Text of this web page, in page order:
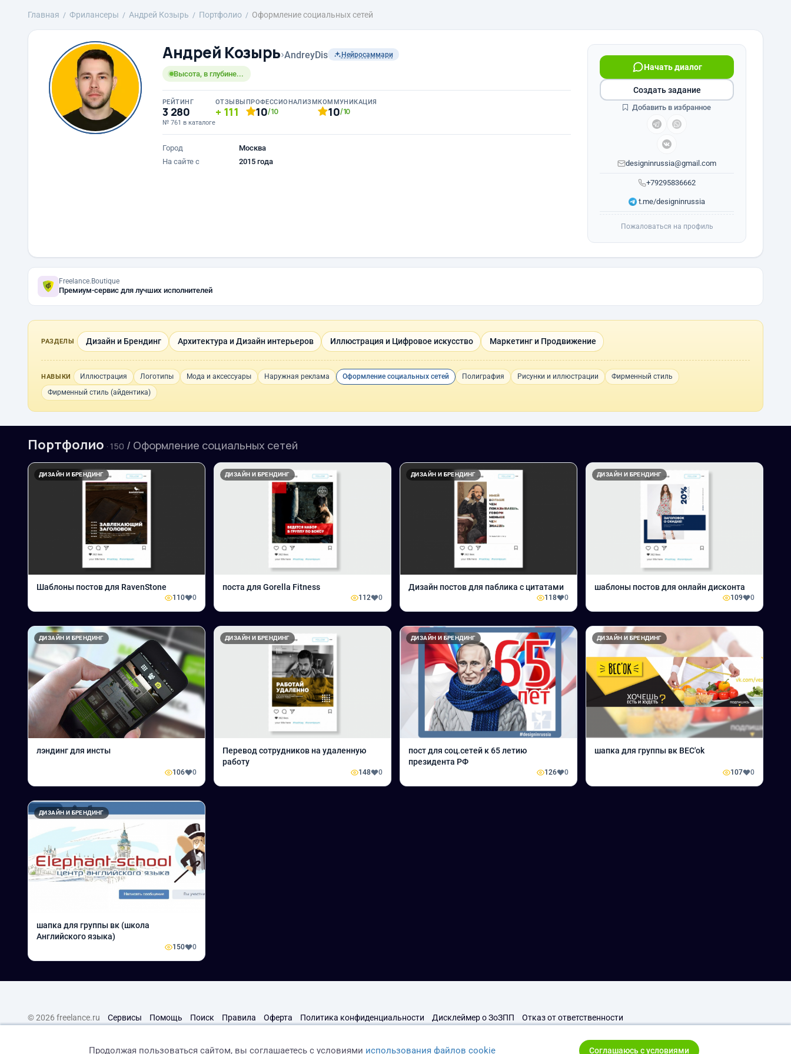
Главная Фрилансеры Андрей Козырь Портфолио Оформление социальных сетей
Андрей Козырь›AndreyDis Нейросаммари
Высота, в глубине...
РЕЙТИНГ
3 280
№ 761 в каталоге
ОТЗЫВЫ
111
ПРОФЕССИОНАЛИЗМ
10/10
КОММУНИКАЦИЯ
10/10
Город
Москва
На сайте с
2015 года
+79295836662
Начать диалог
designinrussia@gmail.com
t.me/designinrussia
Создать задание
Добавить в избранное
Пожаловаться на профиль
Freelance.Boutique
Премиум-сервис для лучших исполнителей
РАЗДЕЛЫ Дизайн и Брендинг Архитектура и Дизайн интерьеров Иллюстрация и Цифровое искусство Маркетинг и Продвижение
НАВЫКИ Иллюстрация Логотипы Мода и аксессуары Наружная реклама Оформление социальных сетей Полиграфия Рисунки и иллюстрации
Фирменный стиль
Фирменный стиль (айдентика)
Портфолио · 150 / Оформление социальных сетей
ДИЗАЙН И БРЕНДИНГ
Шаблоны постов для RavenStone
110 0
ДИЗАЙН И БРЕНДИНГ
поста для Gorella Fitness
112 0
ДИЗАЙН И БРЕНДИНГ
Дизайн постов для паблика с цитатами
118 0
ДИЗАЙН И БРЕНДИНГ
шаблоны постов для онлайн дисконта
109 0
ДИЗАЙН И БРЕНДИНГ
лэндинг для инсты
106 0
ДИЗАЙН И БРЕНДИНГ
Перевод сотрудников на удаленную
работу
148 0
ДИЗАЙН И БРЕНДИНГ
пост для соц.сетей к 65 летию
президента РФ
126 0
ДИЗАЙН И БРЕНДИНГ
шапка для группы вк ВЕС'ok
107 0
ДИЗАЙН И БРЕНДИНГ
шапка для группы вк (школа
Английского языка)
150 0
© 2026 freelance.ru Сервисы Помощь Поиск Правила Оферта Политика конфиденциальности Дисклеймер о ЗоЗПП Отказ от ответственности
Продолжая пользоваться сайтом, вы соглашаетесь с условиями использования файлов cookie Соглашаюсь с условиями